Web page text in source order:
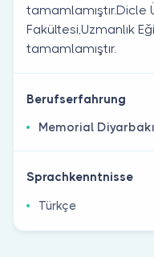
tamamlamıştır.Dicle
Fakültesi,Uzmanlık
tamamlamıştır.
Berufserfahrung
Memorial
Sprachkenntnisse
Türkçe